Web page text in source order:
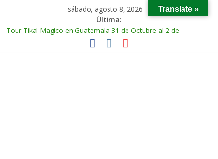
sábado, agosto 8, 2026
Última:
Tour Tikal Magico en Guatemala 31 de Octubre al 2 de
Translate »